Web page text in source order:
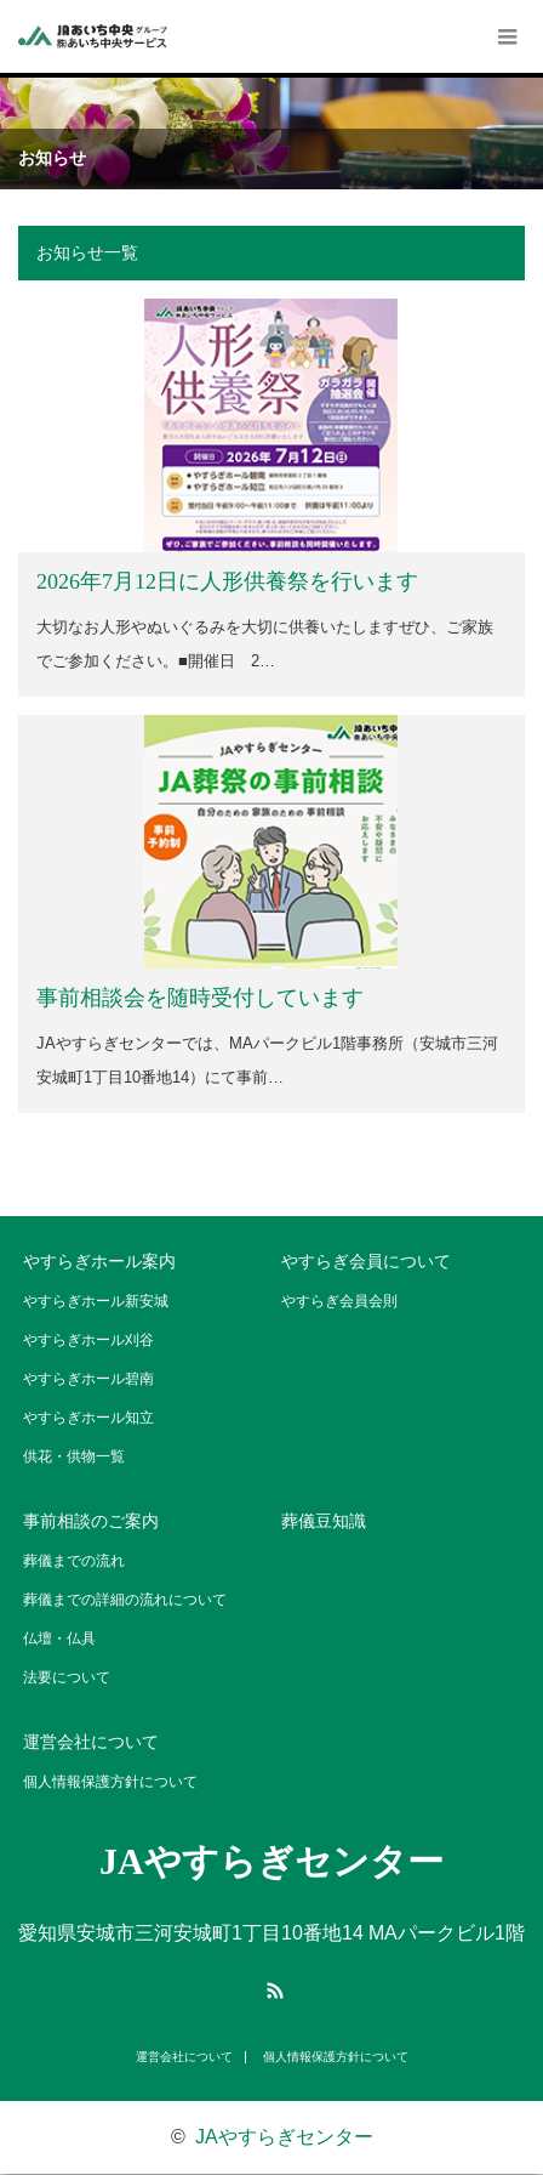
お知らせ
お知らせ一覧
2026年7月12日に人形供養祭を行います
大切なお人形やぬいぐるみを大切に供養いたしますぜひ、ご家族
でご参加ください。■開催日 2…
事前相談会を随時受付しています
JAやすらぎセンターでは、MAパークビル1階事務所（安城市三河
安城町1丁目10番地14）にて事前…
やすらぎホール案内
やすらぎホール新安城
やすらぎホール刈谷
やすらぎホール碧南
やすらぎホール知立
供花・供物一覧
やすらぎ会員について
やすらぎ会員会則
事前相談のご案内
葬儀までの流れ
葬儀までの詳細の流れについて
仏壇・仏具
法要について
葬儀豆知識
運営会社について
個人情報保護方針について
JAやすらぎセンター
愛知県安城市三河安城町1丁目10番地14 MAパークビル1階
運営会社について 個人情報保護方針について
© JAやすらぎセンター